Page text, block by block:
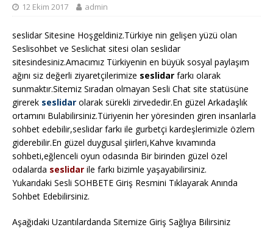
12 Ekim 2017 admin
seslidar Sitesine Hoşgeldiniz.Türkiye nin gelişen yüzü olan
Seslisohbet ve Seslichat sitesi olan seslidar
sitesindesiniz.Amacımız Türkiyenin en büyük sosyal paylaşım
ağını siz değerli ziyaretçilerimize seslidar farkı olarak
sunmaktır.Sitemiz Sıradan olmayan Sesli Chat site statüsüne
girerek seslidar olarak sürekli zirvededir.En güzel Arkadaşlık
ortamını Bulabilirsiniz.Türiyenin her yöresinden giren insanlarla
sohbet edebilir,seslidar farkı ile gurbetçi kardeşlerimizle özlem
giderebilir.En güzel duygusal şiirleri,Kahve kıvamında
sohbeti,eğlenceli oyun odasında Bir birinden güzel özel
odalarda seslidar ile farkı bizimle yaşayabilirsiniz.
Yukarıdaki Sesli SOHBETE Giriş Resmini Tıklayarak Anında
Sohbet Edebilirsiniz.
Aşağıdaki Uzantılardanda Sitemize Giriş Sağlıya Bilirsiniz